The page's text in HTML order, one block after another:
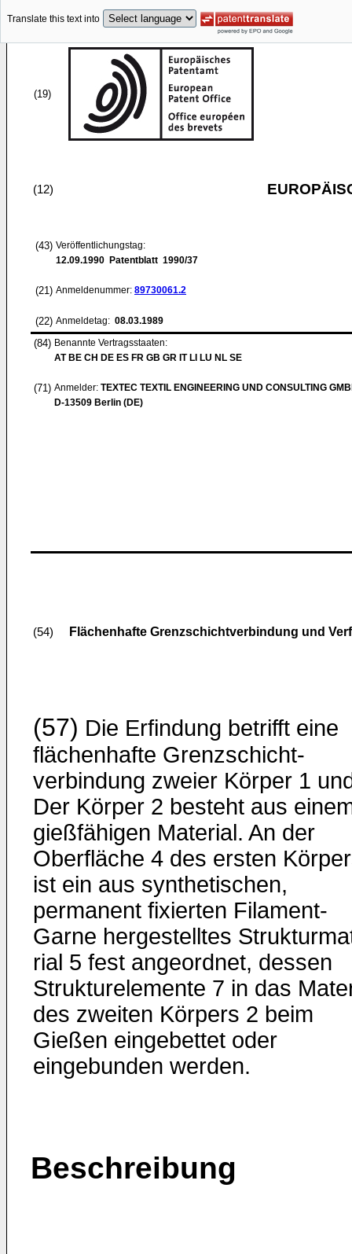
Translate this text into
(19)
(12)
(43) Veröffentlichungstag:
12.09.1990 Patentblatt 1990/37
(21) Anmeldenummer: 89730061.2
(22) Anmeldetag: 08.03.1989
(84) Benannte Vertragsstaaten:
AT BE CH DE ES FR GB GR IT LI LU NL SE
(71) Anmelder: TEXTEC TEXTIL ENGINEERING UND CONSULTING
D-13509 Berlin (DE)
(54) Flächenhafte Grenzschichtverbindung und
(57) Die Erfindung betrifft eine
flächenhafte Grenzschicht­
verbindung zweier Körper 1
Der Körper 2 besteht aus
gießfähigen Material. An der
Oberfläche 4 des ersten
ist ein aus synthetischen,
permanent fixierten Filament-
Garne hergestelltes
rial 5 fest angeordnet, dessen
Strukturelemente 7 in das
des zweiten Körpers 2 beim
Gießen einge­bettet oder
eingebunden werden.
Beschreibung